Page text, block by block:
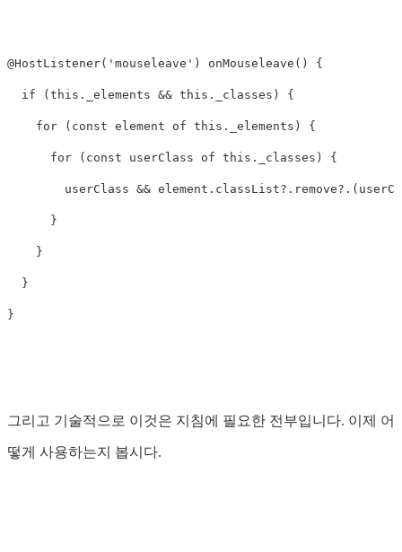
@HostListener('mouseleave') onMouseleave() {
  if (this._elements && this._classes) {
    for (const element of this._elements) {
      for (const userClass of this._classes) {
userClass &&
      }
    }
  }
그리고 기술적으로 이것은 지침에 필요한 전부입니다. 이제 어
떻게 사용하는지 봅시다.